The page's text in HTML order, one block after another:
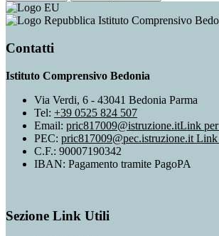
Istituto Comprensivo
Contatti
Istituto Comprensivo Bedonia
Via Verdi, 6 - 43041 Bedonia Parma
Tel: +39 0525 824 507
Email: pric817009@istruzione.itLink
PEC: pric817009@pec.istruzione.it Link
C.F.: 90007190342
IBAN: Pagamento tramite PagoPA
Sezione Link Utili